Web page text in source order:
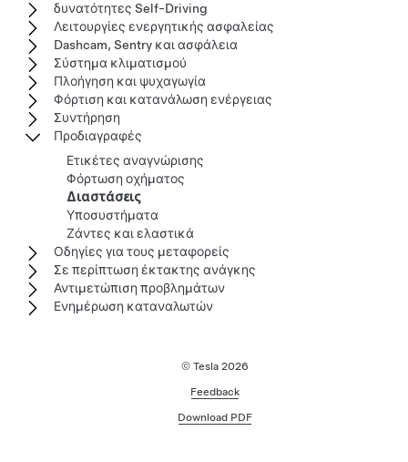
δυνατότητες Self-Driving
Λειτουργίες ενεργητικής ασφαλείας
Dashcam, Sentry και ασφάλεια
Σύστημα κλιματισμού
Πλοήγηση και ψυχαγωγία
Φόρτιση και κατανάλωση ενέργειας
Συντήρηση
Προδιαγραφές
Ετικέτες αναγνώρισης
Φόρτωση οχήματος
Διαστάσεις
Υποσυστήματα
Ζάντες και ελαστικά
Οδηγίες για τους μεταφορείς
Σε περίπτωση έκτακτης ανάγκης
Αντιμετώπιση προβλημάτων
Ενημέρωση καταναλωτών
© Tesla 2026
Feedback
Download PDF